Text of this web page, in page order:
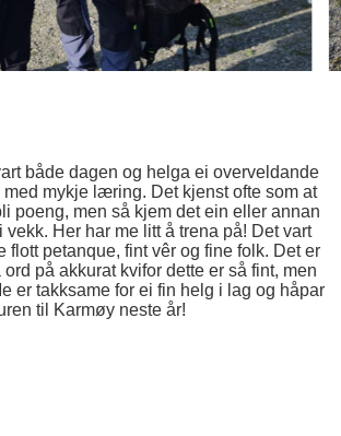
både dagen og helga ei overveldande
mykje læring. Det kjenst ofte som at
poeng, men så kjem det ein eller annan
vekk. Her har me litt å trena på! Det vart
flott petanque, fint vêr og fine folk. Det er
på akkurat kvifor dette er så fint, men
er takksame for ei fin helg i lag og håpar
til Karmøy neste år!